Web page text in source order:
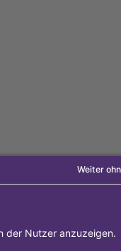
besten Surftipps im Web-